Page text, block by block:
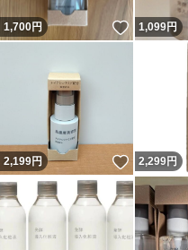
1,700円 いいね！
1,099円
2,199円 いいね！
2,299円